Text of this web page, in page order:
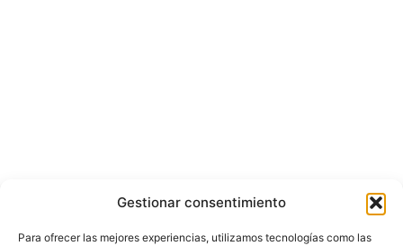
Gestionar consentimiento
Para ofrecer las mejores experiencias, utilizamos tecnologías como las